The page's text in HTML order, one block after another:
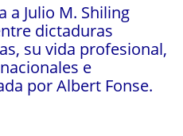
a Julio M. Shiling
dictaduras
su vida profesional,
e
por Albert Fonse.